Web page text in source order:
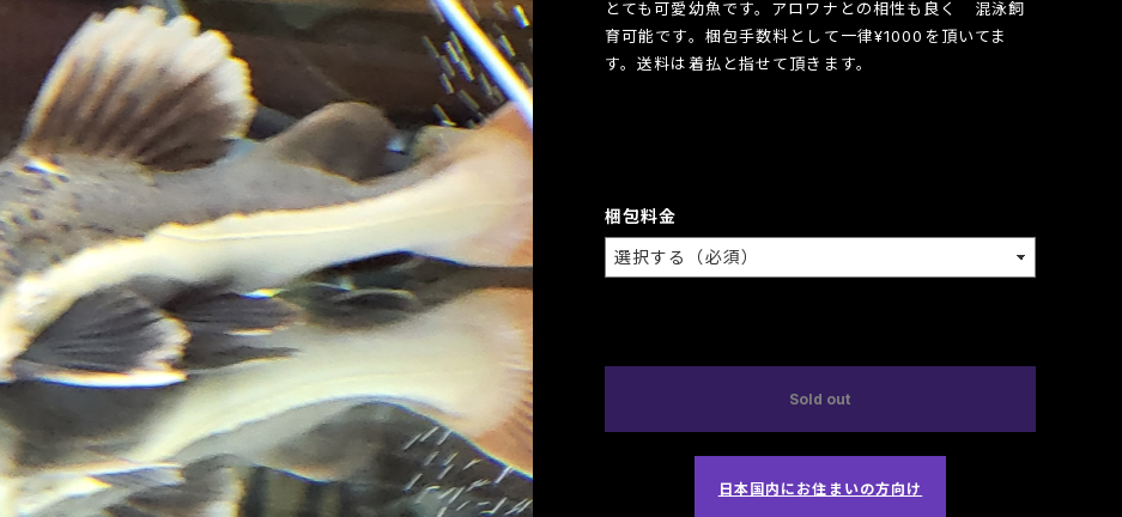
とても可愛幼魚です。アロワナとの相性も良く 混泳飼
育可能です。梱包手数料として一律¥1000を頂いてま
す。送料は着払と指せて頂きます。
梱包料金
Sold out
日本国内にお住まいの方向け